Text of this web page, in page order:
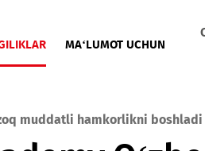
YANGILIKLAR MA‘LUMOT
uzoq muddatli hamkorlikni